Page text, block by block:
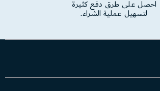
احصل على طرق دفع كثيرة
لتسهيل عملية الشراء.